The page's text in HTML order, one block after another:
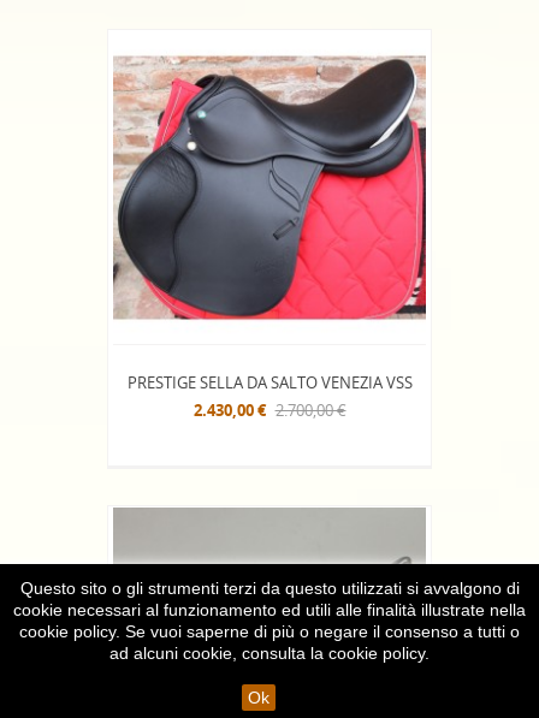
Questo sito o gli strumenti terzi da questo utilizzati si avvalgono di
cookie necessari al funzionamento ed utili alle finalità illustrate nella
cookie policy. Se vuoi saperne di più o negare il consenso a tutti o
ad alcuni cookie, consulta la cookie policy.
Ok
PRESTIGE SELLA DA SALTO VENEZIA VSS
2.430,00 € 2.700,00 €